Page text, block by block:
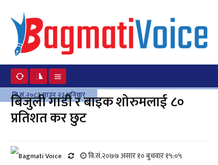
वि.सं.२०८३ साउन २३ शनिवार
बिजुली गाडी र बाइक शोरुमलाई ८०
प्रतिशत कर छुट
वि.सं.२०७७ असार १० बुधवार १५:०५